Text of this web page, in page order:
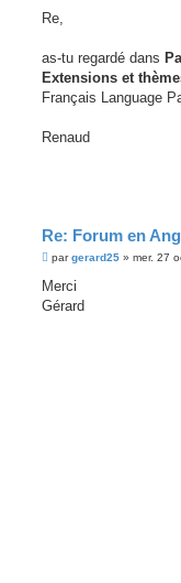
s
g
Re,
as-tu regardé dans
Extensions et
Français Language
Renaud
Re: Forum en
M
s
a
pargerard25 » mer. 27
Merci
Gérard